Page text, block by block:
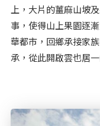
上，大片的薑麻山坡
事，使得山上果園逐
華都市，回鄉承接家
承，從此開啟雲也居